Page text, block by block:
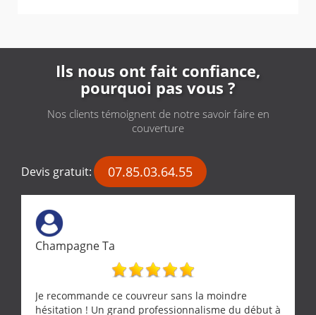
Ils nous ont fait confiance,
pourquoi pas vous ?
Nos clients témoignent de notre savoir faire en
couverture
Devis gratuit: 07.85.03.64.55
Champagne Ta
Je recommande ce couvreur sans la moindre
hésitation ! Un grand professionnalisme du début à